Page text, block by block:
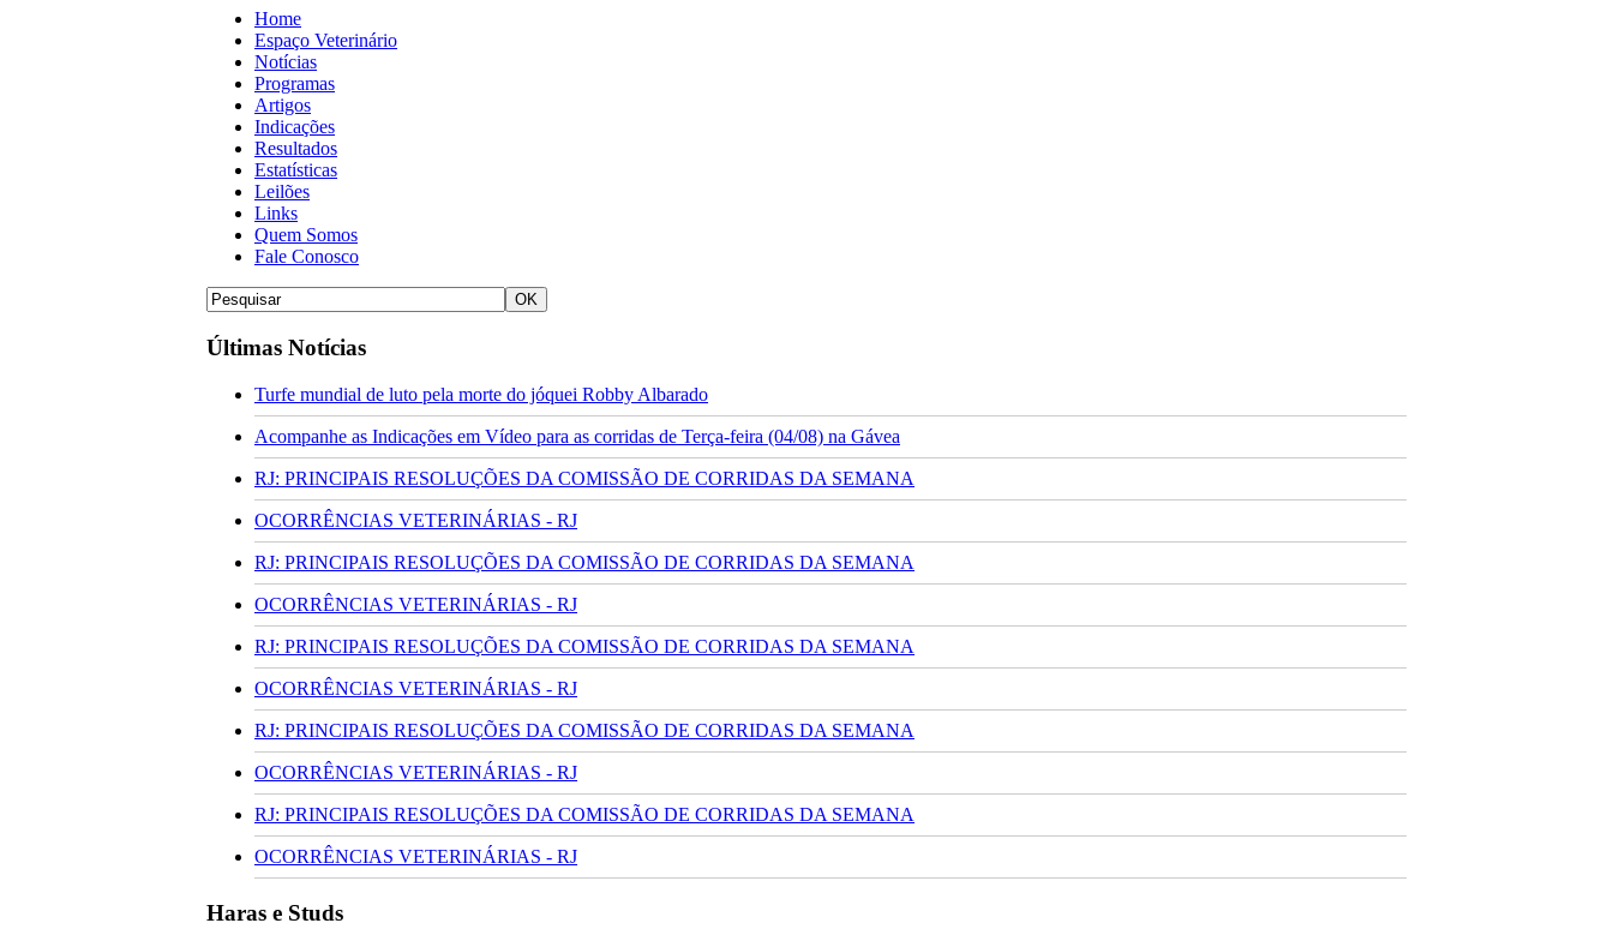
Home
Espaço Veterinário
Notícias
Programas
Artigos
Indicações
Resultados
Estatísticas
Leilões
Links
Quem Somos
Fale Conosco
Últimas Notícias
Turfe mundial de luto pela morte do jóquei Robby Albarado
Acompanhe as Indicações em Vídeo para as corridas de Terça-feira (04/08) na Gávea
RJ: PRINCIPAIS RESOLUÇÕES DA COMISSÃO DE CORRIDAS DA SEMANA
OCORRÊNCIAS VETERINÁRIAS - RJ
RJ: PRINCIPAIS RESOLUÇÕES DA COMISSÃO DE CORRIDAS DA SEMANA
OCORRÊNCIAS VETERINÁRIAS - RJ
RJ: PRINCIPAIS RESOLUÇÕES DA COMISSÃO DE CORRIDAS DA SEMANA
OCORRÊNCIAS VETERINÁRIAS - RJ
RJ: PRINCIPAIS RESOLUÇÕES DA COMISSÃO DE CORRIDAS DA SEMANA
OCORRÊNCIAS VETERINÁRIAS - RJ
RJ: PRINCIPAIS RESOLUÇÕES DA COMISSÃO DE CORRIDAS DA SEMANA
OCORRÊNCIAS VETERINÁRIAS - RJ
Haras e Studs